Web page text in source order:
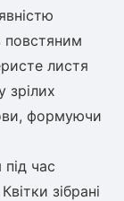
повстяним
листя
зрілих
формуючи
час
зібрані